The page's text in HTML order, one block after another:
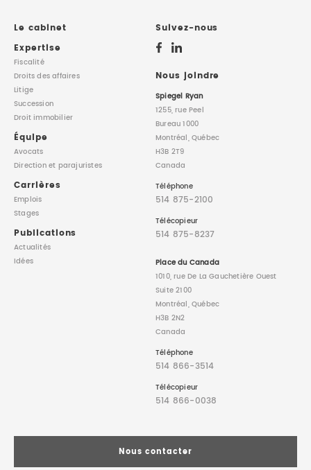
Le cabinet
Expertise
Fiscalité
Droits des affaires
Litige
Succession
Droit immobilier
Équipe
Avocats
Directionet parajuristes
Carrières
Emplois
Stages
Publications
Actualités
Idées
Suivez-nous
Nous joindre
Spiegel Ryan
1255, rue Peel
Bureau 1000
Montréal, Québec
H3B 2T9
Canada
Téléphone
514 875-2100
Télécopieur
514 875-8237
Place du Canada
1010, rue De La Gauchetière Ouest
Suite 2100
Montréal, Québec
H3B 2N2
Canada
Téléphone
514 866-3514
Télécopieur
514 866-0038
Nous contacter